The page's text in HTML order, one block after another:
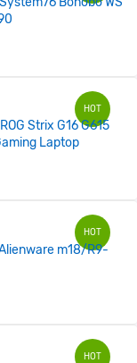
HOT
Laptop
HOT
HOT